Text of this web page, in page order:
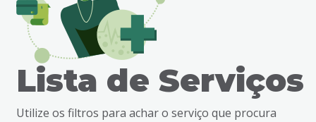
Lista de Serviços
Utilize os filtros para achar o serviço que procura